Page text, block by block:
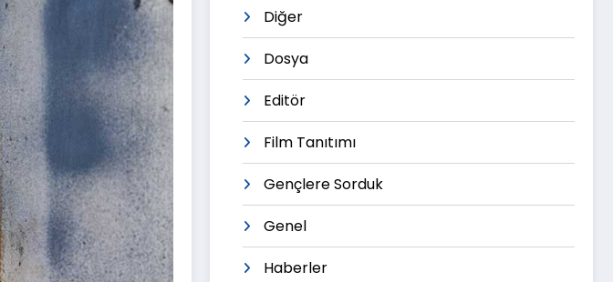
Diğer
Dosya
Editör
Film Tanıtımı
Gençlere Sorduk
Genel
Haberler